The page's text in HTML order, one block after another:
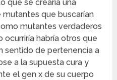
que se crearía una
que buscarían
mutantes verdaderos
habría otros que
sentido de pertenencia a
a la supuesta cura y
el gen x de su cuerpo